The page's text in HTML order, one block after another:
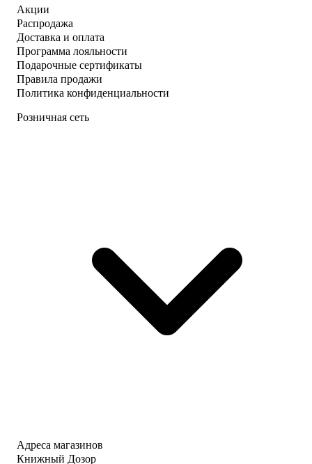
Акции
Распродажа
Доставка и оплата
Программа лояльности
Подарочные сертификаты
Правила продажи
Политика конфиденциальности
Розничная сеть
Адреса магазинов
Книжный Дозор